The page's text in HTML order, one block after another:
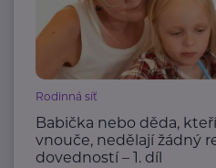
Rodinná síť
Babička nebo děda,
vnouče, nedělají žádný
dovedností – 1. díl